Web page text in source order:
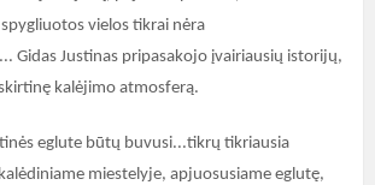
vielos tikrai nėra
Gidas Justinas pripasakojo įvairiausių istorijų,
kalėjimo atmosferą.
eglute būtų buvusi...tikrų tikriausia
miestelyje, apjuosusiame eglutę,